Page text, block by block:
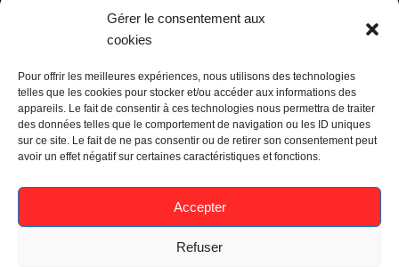
Gérer le consentement aux
cookies
Pour offrir les meilleures expériences, nous utilisons des technologies
telles que les cookies pour stocker et/ou accéder aux informations des
appareils. Le fait de consentir à ces technologies nous permettra de traiter
des données telles que le comportement de navigation ou les ID uniques
sur ce site. Le fait de ne pas consentir ou de retirer son consentement peut
avoir un effet négatif sur certaines caractéristiques et fonctions.
Accepter
Refuser
Sevan LE DIGABEL :
06 95 42 45 72
Vétérans :